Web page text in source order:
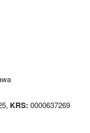
KRS: 0000637269